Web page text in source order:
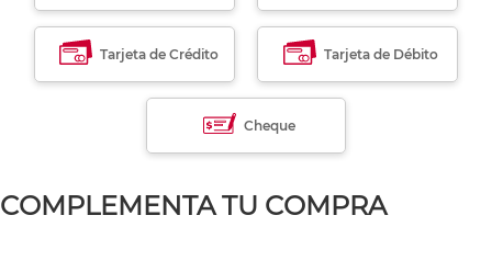
Tarjeta de Crédito Tarjeta de Débito
Cheque
COMPLEMENTA TU COMPRA